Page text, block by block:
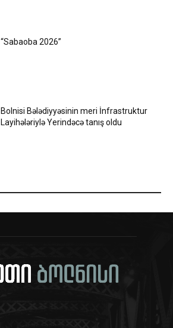
“Sabaoba 2026”
Bolnisi Bələdiyyəsinin meri İnfrastruktur
Layihələriylə Yerindəcə tanış oldu